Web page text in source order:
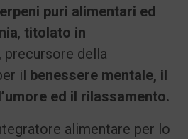
puri alimentari ed
, titolato in
, precursore della
il
benessere mentale, il
ed il rilassamento.
alimentare per lo